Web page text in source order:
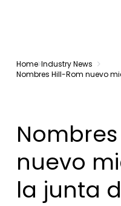
Home Industry News
Nombres Hill-Rom nuevo
nuevo
la junta